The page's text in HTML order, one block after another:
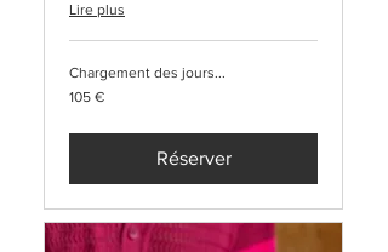
Lire plus
Chargement des jours...
105
euros
105 €
Réserver